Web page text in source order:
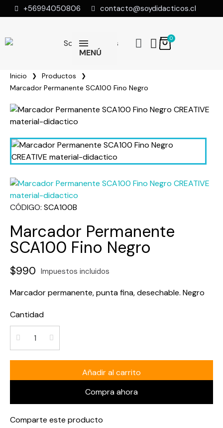
+56994050806 contacto@soydidacticos.cl
MENÚ
Inicio
Productos
Marcador Permanente SCA100 Fino Negro
CÓDIGO SCA100B
Marcador Permanente
SCA100 Fino Negro
$990 Impuestos incluidos
Marcador permanente, punta fina, desechable. Negro
Cantidad
Añadir al carrito
Compra ahora
Comparte este producto